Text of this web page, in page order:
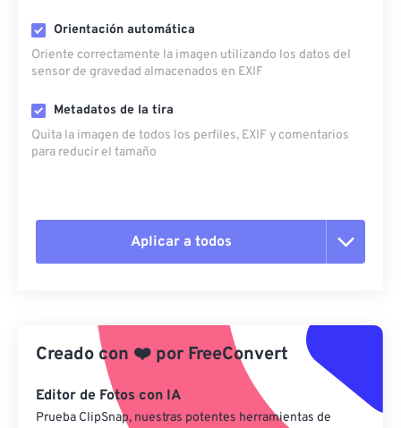
Orientación automática
Oriente correctamente la imagen utilizando los datos del
sensor de gravedad almacenados en EXIF
Metadatos de la tira
Quita la imagen de todos los perfiles, EXIF ​​y comentarios
para reducir el tamaño
Aplicar a todos
Aplicar desde el ajuste preestablecido
Guardar como preestablecido
Creado con ❤️ por FreeConvert
Editor de Fotos con IA
Prueba ClipSnap, nuestras potentes herramientas de